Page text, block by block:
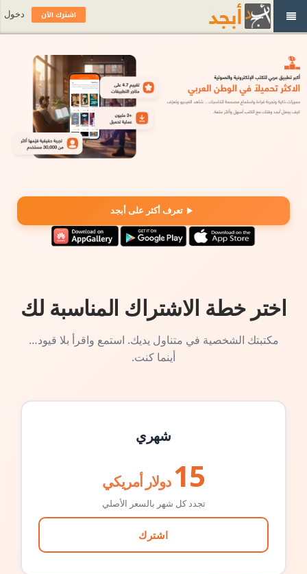
تعرف أكثر على أبجد
اختر خطة الاشتراك المناسبة لك
مكتبتك الشخصية في متناول يديك. استمع واقرأ بلا قيود…
أينما كنت.
شهري
15 دولار أمريكي
تجدد كل شهر بالسعر الأصلي
اشترك
اشترك الآن دخول